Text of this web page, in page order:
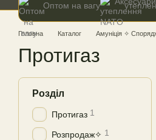
Оптом на вагу
Головна Каталог Амуніція ✧
Протигаз
Розділ
Протигаз 1
Розпродаж✧ 1